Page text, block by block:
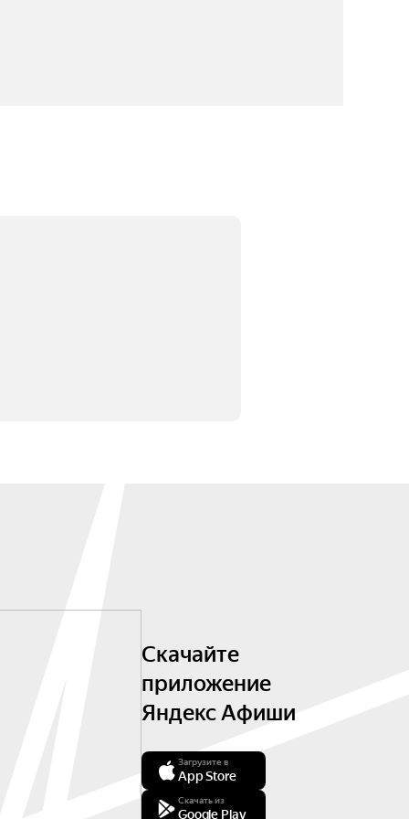
Скачайте
приложение
Яндекс Афиши
Загрузите в
App Store
Скачать из
Google Play